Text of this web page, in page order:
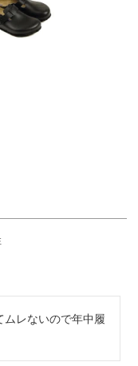
ムレないので年中履